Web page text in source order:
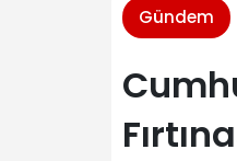
Gündem